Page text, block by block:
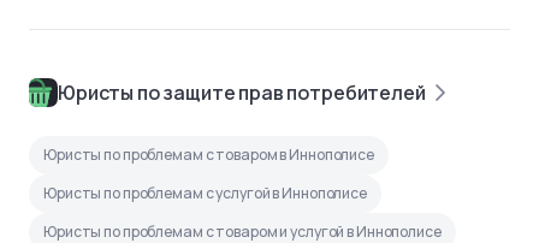
Юристы по защите прав потребителей
Юристы по проблемам с товаром в Иннополисе
Юристы по проблемам с услугой в Иннополисе
Юристы по проблемам с товаром и услугой в Иннополисе